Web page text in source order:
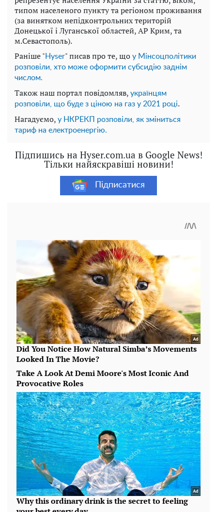
типомнаселеногопунктута регіоном проживання
(завиняткомнепідконтрольнихтериторій
Донецької і Луганської областей,АР Крим,та
м.Севастополь).
Раніше " Нyser" писав про те, що у Мінсоцполітики
розповіли, хто може оформити субсидію заднім
числом.
Також наш портал повідомляв, українцям
розповіли, що буде з ціною на газ у 2021 році.
Нагадуємо, у НКРЕКП розповіли, як зміниться
тариф на електроенергію.
Підпишись на Hyser.com.ua в Google News!
Тільки найяскравіші новини!
Підписатися